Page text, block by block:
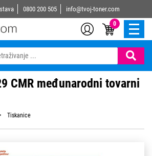
0800 200 505 info@tvoj-toner.com
0
CMR međunarodni tovarni
Tiskanice